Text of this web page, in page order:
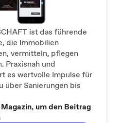
ist das führende
die Immobilien
vermitteln, pflegen
Praxisnah und
es wertvolle Impulse für
über Sanierungen bis
um den Beitrag